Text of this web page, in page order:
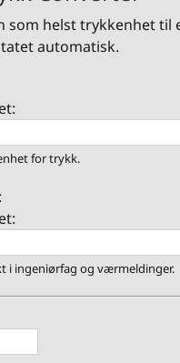
som helst trykkenhet til
automatisk.
for trykk.
i ingeniørfag og værmeldinger.